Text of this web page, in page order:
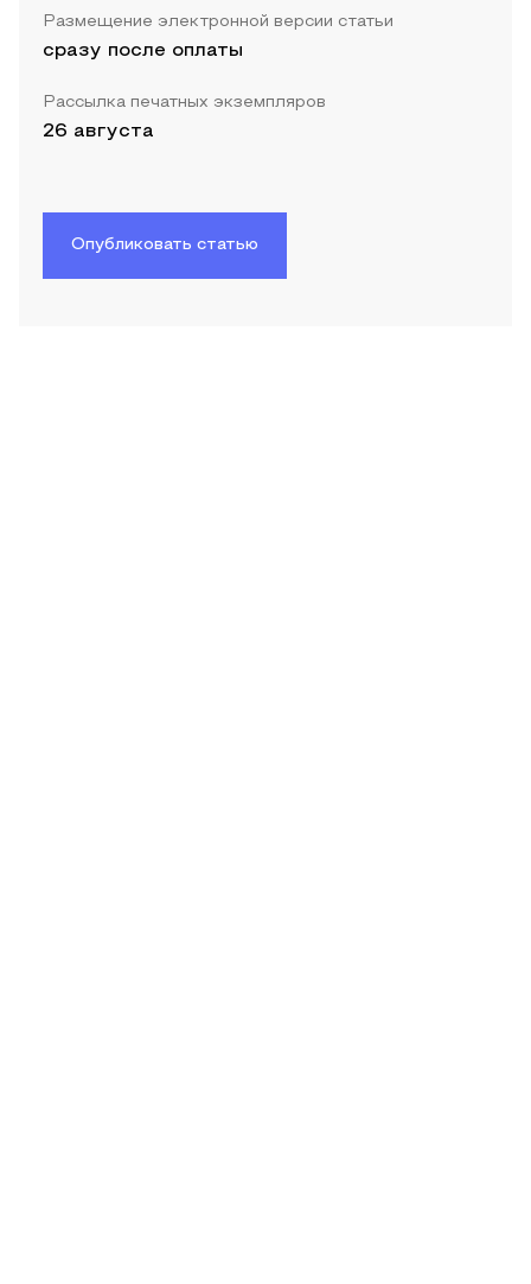
Размещение электронной версии статьи
сразу после оплаты
Рассылка печатных экземпляров
26 августа
Опубликовать статью